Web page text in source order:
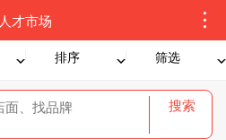
人才市场
排序 筛选
搜索